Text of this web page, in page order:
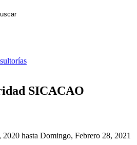
SICACAO
2020 hasta Domingo, Febrero 28, 2021